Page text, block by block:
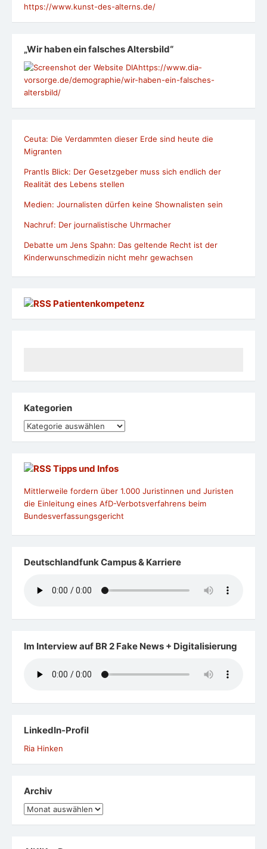
https://www.kunst-des-alterns.de/
„Wir haben ein falsches Altersbild“
https://www.dia-
vorsorge.de/demographie/wir-haben-ein-falsches-
altersbild/
Ceuta: Die Verdammten dieser Erde sind heute die
Migranten
Prantls Blick: Der Gesetzgeber muss sich endlich der
Realität des Lebens stellen
Medien: Journalisten dürfen keine Shownalisten sein
Nachruf: Der journalistische Uhrmacher
Debatte um Jens Spahn: Das geltende Recht ist der
Kinderwunschmedizin nicht mehr gewachsen
Patientenkompetenz
Kategorien
Kategorien
Tipps und Infos
Mittlerweile fordern über 1.000 Juristinnen und Juristen
die Einleitung eines AfD-Verbotsverfahrens beim
Bundesverfassungsgericht
Deutschlandfunk Campus & Karriere
Im Interview auf BR 2 Fake News + Digitalisierung
LinkedIn-Profil
Ria Hinken
Archiv
Archiv